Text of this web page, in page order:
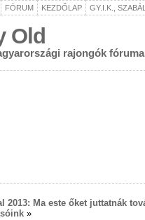
FÓRUM KEZDŐLAP GY.I.K.,
Old
rajongók fóruma
2013: Ma este őket juttatnák
»